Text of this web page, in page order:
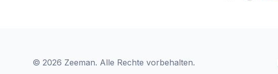
© 2026 Zeeman. Alle Rechte vorbehalten.